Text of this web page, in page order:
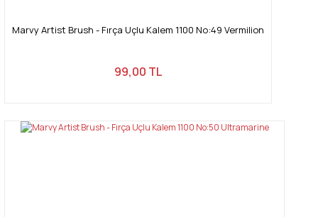
Marvy Artist Brush - Fırça Uçlu Kalem 1100 No:49 Vermilion
99,00 TL